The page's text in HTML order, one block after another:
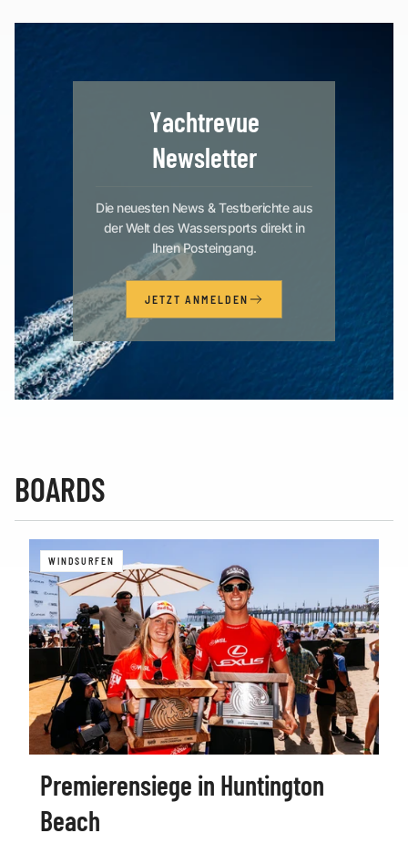
Yachtrevue
Newsletter
Die neuesten News & Testberichte aus
der Welt des Wassersports direkt in
Ihren Posteingang.
JETZT ANMELDEN
BOARDS
WINDSURFEN
Premierensiege in Huntington
Beach